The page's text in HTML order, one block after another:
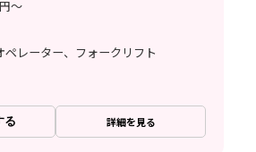
～
ペレーター、フォークリフト
る 詳細を見る